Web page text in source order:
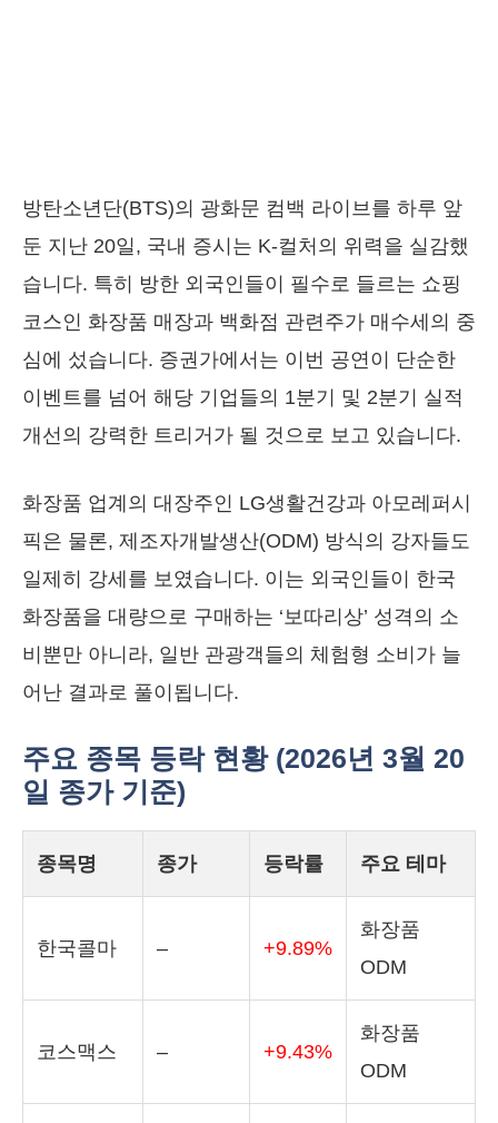
방탄소년단(BTS)의 광화문 컴백 라이브를 하루 앞
둔 지난 20일, 국내 증시는 K-컬처의 위력을 실감했
습니다. 특히 방한 외국인들이 필수로 들르는 쇼핑
코스인 화장품 매장과 백화점 관련주가 매수세의 중
심에 섰습니다. 증권가에서는 이번 공연이 단순한
이벤트를 넘어 해당 기업들의 1분기 및 2분기 실적
개선의 강력한 트리거가 될 것으로 보고 있습니다.
화장품 업계의 대장주인 LG생활건강과 아모레퍼시
픽은 물론, 제조자개발생산(ODM) 방식의 강자들도
일제히 강세를 보였습니다. 이는 외국인들이 한국
화장품을 대량으로 구매하는 ‘보따리상’ 성격의 소
비뿐만 아니라, 일반 관광객들의 체험형 소비가 늘
어난 결과로 풀이됩니다.
주요 종목 등락 현황 (2026년 3월 20
일 종가 기준)
종목명 종가 등락률 주요 테마
한국콜마 – +9.89%
화장품
ODM
코스맥스 – +9.43%
화장품
ODM